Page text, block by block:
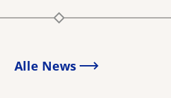
Alle News